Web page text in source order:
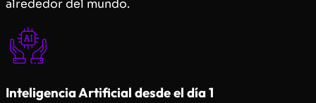
alrededor del mundo.
Inteligencia Artificial desde el día 1